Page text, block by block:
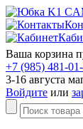
Ваша корзина
+7 (985) 481-
3-16 августа
Войдите или